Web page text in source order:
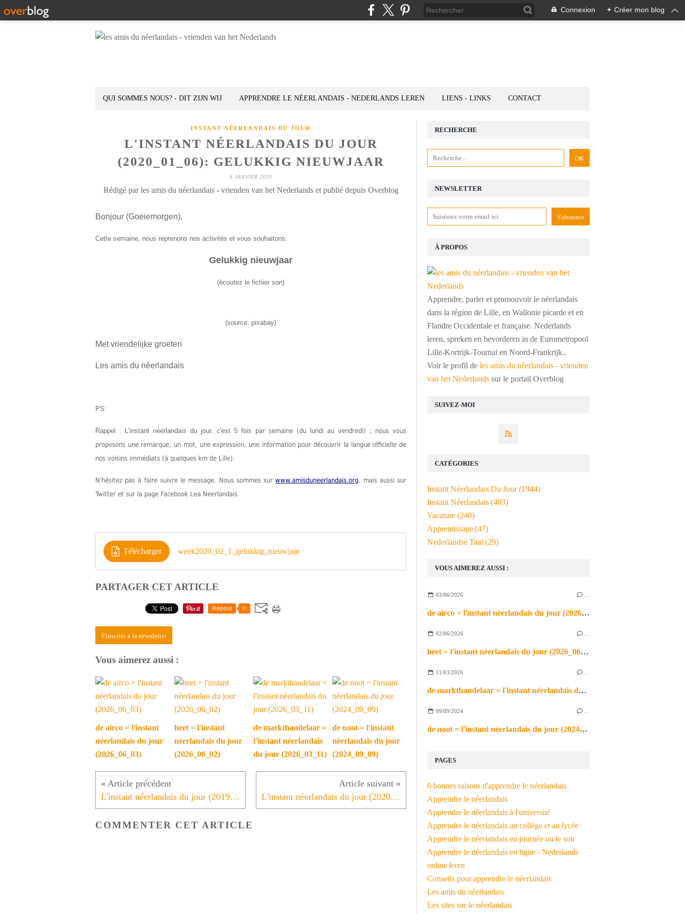
Connexion + Créer mon blog
QUI SOMMES NOUS? - DIT ZIJN WIJ APPRENDRE LE NÉERLANDAIS - NEDERLANDS LEREN LIENS - LINKS CONTACT
INSTANT NÉERLANDAIS DU JOUR
L'INSTANT NÉERLANDAIS DU JOUR
(2020_01_06): GELUKKIG NIEUWJAAR
6 JANVIER 2020
Rédigé par les amis du néerlandais - vrienden van het Nederlands et publié depuis Overblog
Bonjour (Goeiemorgen),
Cette semaine, nous reprenons nos activités et vous souhaitons:
Gelukkig nieuwjaar
(écoutez le fichier son)
(source: pixabay)
Met vriendelijke groeten
Les amis du néerlandais
PS:
Rappel : L’instant néerlandais du jour, c'est 5fois par semaine (du lundi au vendredi) ; nous vous
proposons une remarque, un mot, une expression, une information pour découvrir la langue officielle de
nos voisins immédiats (à quelques km de Lille).
N'hésitez pas à faire suivre le message. Nous sommes surwww.amisduneerlandais.org, mais aussi sur
Twitter et sur la page Facebook Lea Neerlandais
Télécharger week2020_02_1_gelukkig_nieuwjaar
PARTAGER CET ARTICLE
Repost 0
S'inscrire à la newsletter
Vous aimerez aussi :
de airco = l'instant
néerlandais du jour
(2026_06_03)
heet = l'instant
néerlandais du jour
(2026_06_02)
de markthandelaar =
l'instant néerlandais
du jour (2026_03_11)
de noot = l'instant
néerlandais du jour
(2024_09_09)
L'instant néerlandais du jour (2019_12_20): Prettige feestdagen L'instant néerlandais du jour (2020_01_07) goede voornemens
COMMENTER CET ARTICLE
NEWSLETTER
SUIVEZ-MOI
RECHERCHE
À PROPOS
Apprendre, parler et promouvoir le néerlandais
dans la région de Lille, en Wallonie picarde et en
Flandre Occidentale et française. Nederlands
leren, spreken en bevorderen in de Eurometropool
Lille-Kortrijk-Tournai en Noord-Frankrijk..
Voir le profil de les amis du néerlandais - vrienden
van het Nederlands sur le portail Overblog
VOUS AIMEREZ AUSSI :
03/06/2026
de airco = l'instant néerlandais du jour (2026_06_03)
02/06/2026
heet = l'instant néerlandais du jour (2026_06_02)
11/03/2026
de markthandelaar = l'instant néerlandais du jour (2026_03_11)
09/09/2024
de noot = l'instant néerlandais du jour (2024_09_09)
PAGES
6 bonnes raisons d'apprendre le néerlandais
Apprendre le néerlandais
Apprendre le néerlandais à l'université
Apprendre le néerlandais au collège et au lycée
Apprendre le néerlandais en journée ou le soir
Apprendre le néerlandais en ligne - Nederlands
online leren
Conseils pour apprendre le néerlandais
Les amis du néerlandais
Les sites sur le néerlandais
CATÉGORIES
Instant Néerlandais Du Jour(1944)
Instant Néerlandais (403)
Vacature (240)
Apprentissage (47)
Nederlandse Taal (29)